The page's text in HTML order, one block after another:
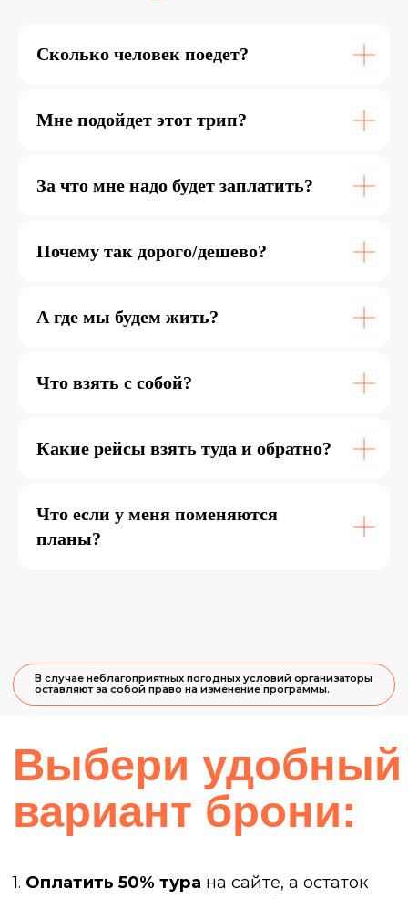
Сколько человек поедет?
Мне подойдет этот трип?
За что мне надо будет заплатить?
Почему так дорого/дешево?
А где мы будем жить?
Что взять с собой?
Какие рейсы взять туда и обратно?
Что если у меня поменяются
планы?
совсем скоро помчимся навстречу
Обрати внимание,при бронировании тура
на сайте ты оплачиваешь только 50%
мест нет :(
38 000 ₽